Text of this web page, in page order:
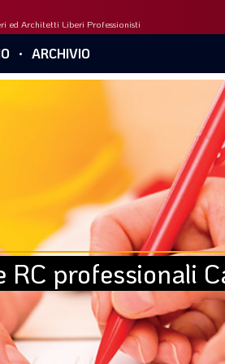
ed Architetti Liberi Professionisti
ARCHIVIO
RC professionali